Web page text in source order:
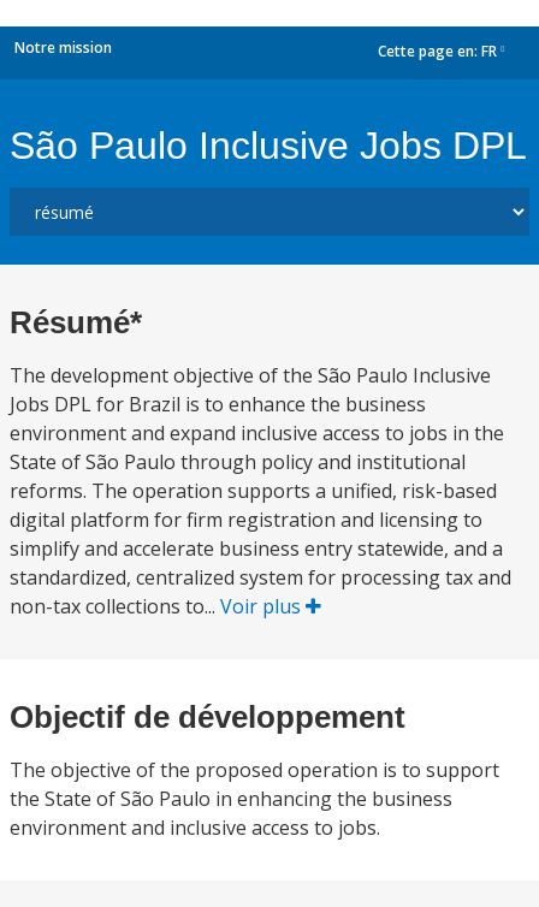
Notre mission Cette page en: FR
São Paulo Inclusive Jobs DPL
Résumé*
The development objective of the São Paulo Inclusive
Jobs DPL for Brazil is to enhance the business
environment and expand inclusive access to jobs in the
State of São Paulo through policy and institutional
reforms. The operation supports a unified, risk-based
digital platform for firm registration and licensing to
simplify and accelerate business entry statewide, and a
standardized, centralized system for processing tax and
non-tax collections to... Voir plus
Objectif de développement
The objective of the proposed operation is to support
the State of São Paulo in enhancing the business
environment and inclusive access to jobs.